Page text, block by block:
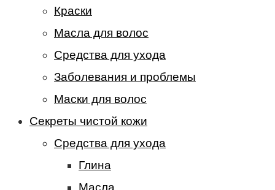
Краски
Масла для волос
Средства для ухода
Заболевания и проблемы
Маски для волос
Секреты чистой кожи
Средства для ухода
Глина
Масла